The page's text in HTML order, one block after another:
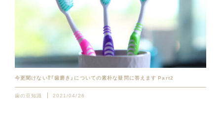
今更聞けない⁉︎「歯磨き」についての素朴な疑問に答えます Part2
歯の豆知識 2021/04/26